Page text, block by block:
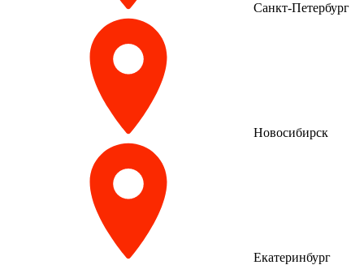
Санкт-Петербург
Новосибирск
Екатеринбург